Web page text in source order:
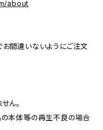
about
お間違いないようにご注文
ん。
の本体等の再生不良の場合